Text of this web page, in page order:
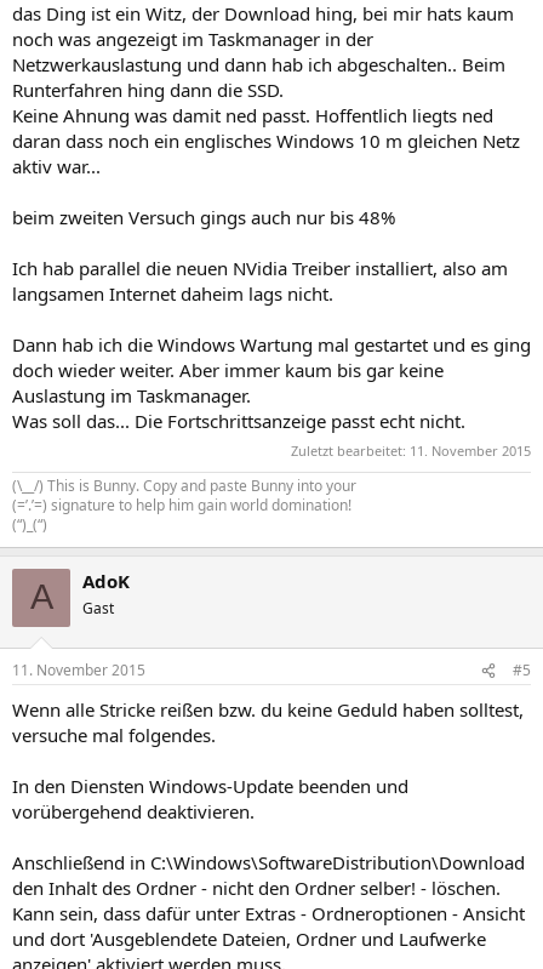
das Ding ist ein Witz, der Download hing, bei mir hats kaum
noch was angezeigt im Taskmanager in der
Netzwerkauslastung und dann hab ich abgeschalten.. Beim
Runterfahren hing dann die SSD.
Keine Ahnung was damit ned passt. Hoffentlich liegts ned
daran dass noch ein englisches Windows 10 m gleichen Netz
aktiv war...
beim zweiten Versuch gings auch nur bis 48%
Ich hab parallel die neuen NVidia Treiber installiert, also am
langsamen Internet daheim lags nicht.
Dann hab ich die Windows Wartung mal gestartet und es ging
doch wieder weiter. Aber immer kaum bis gar keine
Auslastung im Taskmanager.
Was soll das... Die Fortschrittsanzeige passt echt nicht.
Zuletzt bearbeitet: 11. November 2015
(\__/) This is Bunny. Copy and paste Bunny into your
(=’.’=) signature to help him gain world domination!
(“)_(“)
A AdoK
Gast
11. November 2015 #5
Wenn alle Stricke reißen bzw. du keine Geduld haben solltest,
versuche mal folgendes.
In den Diensten Windows-Update beenden und
vorübergehend deaktivieren.
Anschließend in C:\Windows\SoftwareDistribution\Download
den Inhalt des Ordner - nicht den Ordner selber! - löschen.
Kann sein, dass dafür unter Extras - Ordneroptionen - Ansicht
und dort 'Ausgeblendete Dateien, Ordner und Laufwerke
anzeigen' aktiviert werden muss.